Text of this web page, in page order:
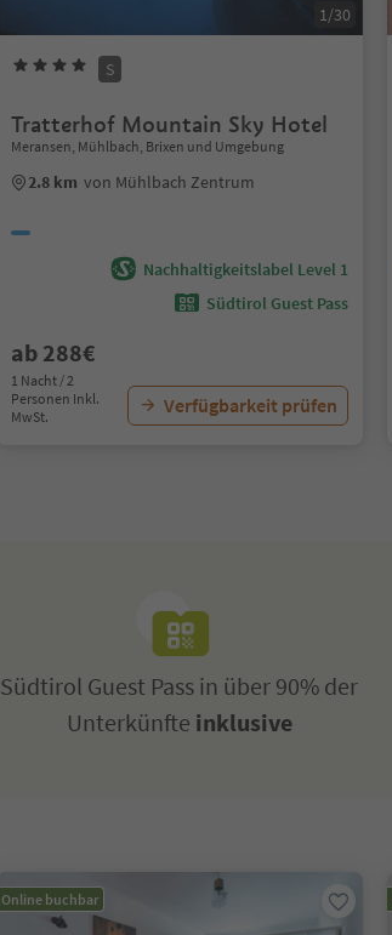
1/30
S
Tratterhof Mountain Sky Hotel
Meransen, Mühlbach, Brixen und Umgebung
2.8 km von Mühlbach Zentrum
Nachhaltigkeitslabel Level 1
Südtirol Guest Pass
ab 288€
1 Nacht / 2
Personen Inkl.
MwSt.
Verfügbarkeit prüfen
Südtirol Guest Pass in über 90% der
Unterkünfte inklusive
Online buchbar